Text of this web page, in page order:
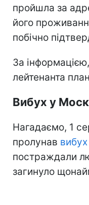
пройшла за
його
побічно
За
лейтенанта
Вибух у
Нагадаємо, 1
пролунав
постраждали
загинуло